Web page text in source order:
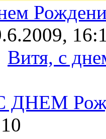
Витя, с
ДНЕМ